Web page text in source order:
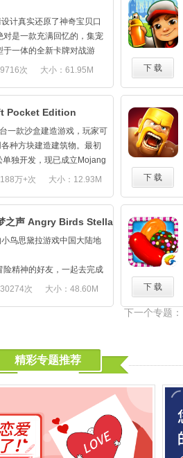
每周赛事及丰厚奖励，尽
式中，让你的名字出现在排
六人组游走于不同的空间并
大军出现了！
其蜘蛛侠角色不胜枚举，各
！
，确保漫画情景真实再现！
阵容！
宇宙的各种蜘蛛侠，比如暗
漫画蜘蛛侠、猩红蜘蛛侠
侠，每个蜘蛛侠都有其独特
在曼哈顿执行“蜘蛛侠行
场！
设计真实还原了神奇宝贝口
对是一款充满回忆的，集宠
于一体的全新卡牌对战游
年前穿吊带裤的时候！是
次 大小：61.95M 下 载
Pocket Edition
一款沙盒建造游戏，玩家可
种方块建造建筑物。最初
单独开发，现已成立Mojang
3D的第一人称沙盘游戏，
戏中做着「建设」与「破
乐高一样的积木来组合与
的想像力，空中之城、地底
照你想象的那样去创造一
何景象
机
的建造结果
万+次 大小：12.93M 下 载
之声 Angry Birds Stella
鸟思黛拉游戏中国大陆地
险精神的好友，一起去完成
坏公主和她那些没头没脑
个精彩纷呈的关卡！
您可以说他们永远都是最
验！
需要齐心协力，并肩对
拯救海岛。坏公主盖雅偷走
摧毁他们的神奇家园。
的弹弓冒险 – 做好迎接激
次 大小：48.60M 下 载
下一个专题：
精彩专题推荐